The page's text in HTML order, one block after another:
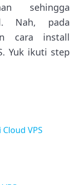
sehingga
Nah, pada
cara install
Yuk ikuti step
VPS